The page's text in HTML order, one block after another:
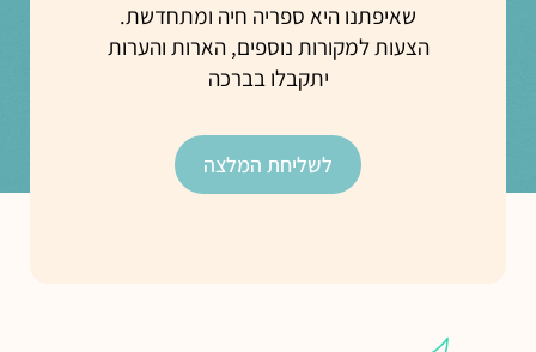
שאיפתנו היא ספריה חיה ומתחדשת.
הצעות למקורות נוספים, הארות והערות
יתקבלו בברכה
לשליחת המלצה